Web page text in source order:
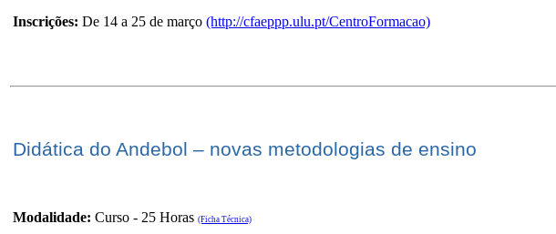
Inscrições: De 14 a 25 de março (http://cfaeppp.ulu.pt/CentroFormacao)
Didática do Andebol – novas metodologias de ensino
Modalidade: Curso - 25 Horas (Ficha Técnica)